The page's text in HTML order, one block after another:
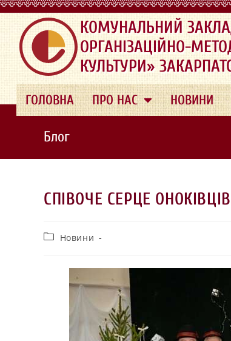
.
КОМУНАЛЬНИЙ
ОРГАНІЗАЦІЙНО-
КУЛЬТУРИ»
ГОЛОВНА ПРО НАС НОВИНИ
Блог
СПІВОЧЕ СЕРЦЕ
Новини